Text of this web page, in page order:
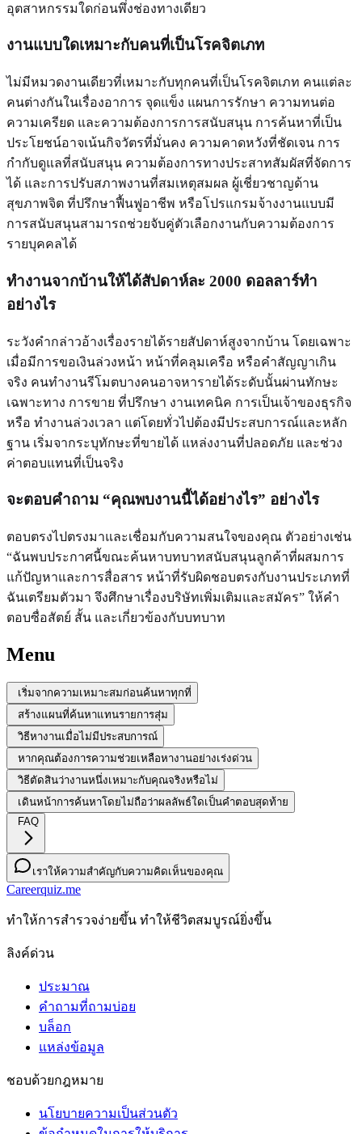
อุตสาหกรรมใดก่อนพึ่งช่องทางเดียว
งานแบบใดเหมาะกับคนที่เป็นโรคจิตเภท
ไม่มีหมวดงานเดียวที่เหมาะกับทุกคนที่เป็นโรคจิตเภท คนแต่ละ
คนต่างกันในเรื่องอาการ จุดแข็ง แผนการรักษา ความทนต่อ
ความเครียด และความต้องการการสนับสนุน การค้นหาที่เป็น
ประโยชน์อาจเน้นกิจวัตรที่มั่นคง ความคาดหวังที่ชัดเจน การ
กำกับดูแลที่สนับสนุน ความต้องการทางประสาทสัมผัสที่จัดการ
ได้ และการปรับสภาพงานที่สมเหตุสมผล ผู้เชี่ยวชาญด้าน
สุขภาพจิต ที่ปรึกษาฟื้นฟูอาชีพ หรือโปรแกรมจ้างงานแบบมี
การสนับสนุนสามารถช่วยจับคู่ตัวเลือกงานกับความต้องการ
รายบุคคลได้
ทำงานจากบ้านให้ได้สัปดาห์ละ 2000 ดอลลาร์ทำ
อย่างไร
ระวังคำกล่าวอ้างเรื่องรายได้รายสัปดาห์สูงจากบ้าน โดยเฉพาะ
เมื่อมีการขอเงินล่วงหน้า หน้าที่คลุมเครือ หรือคำสัญญาเกิน
จริง คนทำงานรีโมตบางคนอาจหารายได้ระดับนั้นผ่านทักษะ
เฉพาะทาง การขาย ที่ปรึกษา งานเทคนิค การเป็นเจ้าของธุรกิจ
หรือ ทำงานล่วงเวลา แต่โดยทั่วไปต้องมีประสบการณ์และหลัก
ฐาน เริ่มจากระบุทักษะที่ขายได้ แหล่งงานที่ปลอดภัย และช่วง
ค่าตอบแทนที่เป็นจริง
จะตอบคำถาม “คุณพบงานนี้ได้อย่างไร” อย่างไร
ตอบตรงไปตรงมาและเชื่อมกับความสนใจของคุณ ตัวอย่างเช่น
“ฉันพบประกาศนี้ขณะค้นหาบทบาทสนับสนุนลูกค้าที่ผสมการ
แก้ปัญหาและการสื่อสาร หน้าที่รับผิดชอบตรงกับงานประเภทที่
ฉันเตรียมตัวมา จึงศึกษาเรื่องบริษัทเพิ่มเติมและสมัคร” ให้คำ
ตอบซื่อสัตย์ สั้น และเกี่ยวข้องกับบทบาท
Menu
เริ่มจากความเหมาะสมก่อนค้นหาทุกที่
สร้างแผนที่ค้นหาแทนรายการสุ่ม
วิธีหางานเมื่อไม่มีประสบการณ์
หากคุณต้องการความช่วยเหลือหางานอย่างเร่งด่วน
วิธีตัดสินว่างานหนึ่งเหมาะกับคุณจริงหรือไม่
เดินหน้าการค้นหาโดยไม่ถือว่าผลลัพธ์ใดเป็นคำตอบสุดท้าย
FAQ
เราให้ความสำคัญกับความคิดเห็นของคุณ
Careerquiz.me
ทําให้การสํารวจง่ายขึ้น ทําให้ชีวิตสมบูรณ์ยิ่งขึ้น
ลิงค์ด่วน
ประมาณ
คำถามที่ถามบ่อย
บล็อก
แหล่งข้อมูล
ชอบด้วยกฎหมาย
นโยบายความเป็นส่วนตัว